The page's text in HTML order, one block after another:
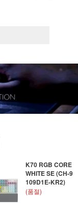
K70 RGB CORE
WHITE SE (CH-9
109D1E-KR2)
(품절)